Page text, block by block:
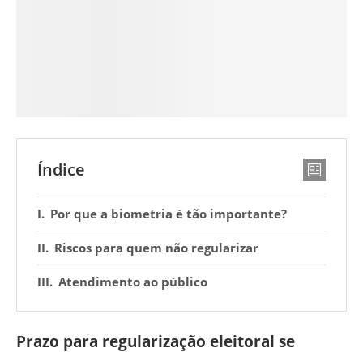
Índice
Por que a biometria é tão importante?
Riscos para quem não regularizar
Atendimento ao público
Prazo para regularização eleitoral se